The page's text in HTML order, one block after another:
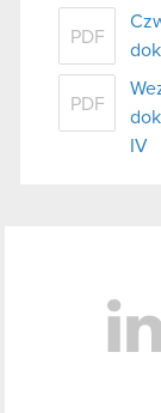
PDF
PDF
IV